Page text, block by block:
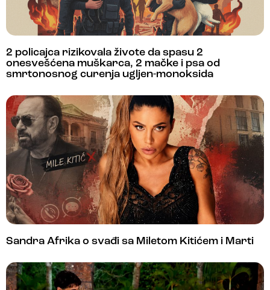
2 policajca rizikovala živote da spasu 2
onesvešćena muškarca, 2 mačke i psa od
smrtonosnog curenja ugljen-monoksida
Sandra Afrika o svađi sa Miletom Kitićem i Marti